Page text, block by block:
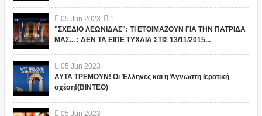
05 Jun 2023
1
"ΣΧΕΔΙΟ ΛΕΩΝΙΔΑΣ": ΤΙ ΕΤΟΙΜΑΖΟΥΝ ΓΙΑ ΤΗΝ ΠΑΤΡΙΔΑ
ΜΑΣ... ; ΔΕΝ ΤΑ ΕΙΠΕ ΤΥΧΑΙΑ ΣΤΙΣ 13/11/2015...
05 Jun 2023
ΑΥΤΑ ΤΡΕΜΟΥΝ! Οι Έλληνες και η Άγνωστη Ιερατική
σχέση!(ΒΙΝΤΕΟ)
05 Jun 2023